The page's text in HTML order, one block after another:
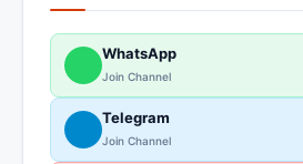
WhatsApp
Join Channel
Telegram
Join Channel